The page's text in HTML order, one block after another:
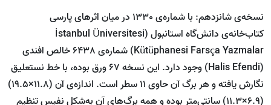
نسخه‌ی شانزدهم: با شماره‌ی 1330 در میان اثرهای پارسی
کتاب‌خانه‌ی دانش‌گاه استانبول (İs‌tanbul Üniversitesi
Kütüphanesi Farsça Yazmalar) شماره‌ی 6438 خالص افندی
(Halis Efendi) وجود دارد. این نسخه 67 ورق بوده، با خط نستعلیق
نگارش یافته و هر برگ آن حاوی 11 سطر است. اندازه‌ی آن (11.8×19.5)
(6.9×11.3) سانتی‌متر بوده و همه برگ‌های آن به‌شکل نفیس تنظیم